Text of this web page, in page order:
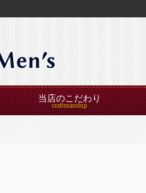
当店のこだわり